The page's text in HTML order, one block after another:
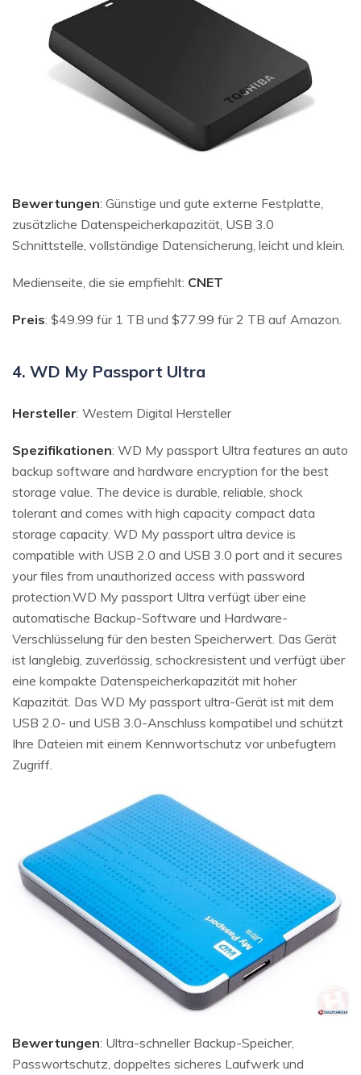
Bewertungen: Günstige und gute externe Festplatte,
zusätzliche Datenspeicherkapazität, USB 3.0
Schnittstelle, vollständige Datensicherung, leicht und klein.
Medienseite, die sie empfiehlt: CNET
Preis: $49.99 für 1 TB und $77.99 für 2 TB auf Amazon.
4. WD My Passport Ultra
Hersteller: Western Digital Hersteller
Spezifikationen: WD My passport Ultra features an auto
backup software and hardware encryption for the best
storage value. The device is durable, reliable, shock
tolerant and comes with high capacity compact data
storage capacity. WD My passport ultra device is
compatible with USB 2.0 and USB 3.0 port and it secures
your files from unauthorized access with password
protection.WD My passport Ultra verfügt über eine
automatische Backup-Software und Hardware-
Verschlüsselung für den besten Speicherwert. Das Gerät
ist langlebig, zuverlässig, schockresistent und verfügt über
eine kompakte Datenspeicherkapazität mit hoher
Kapazität. Das WD My passport ultra-Gerät ist mit dem
USB 2.0- und USB 3.0-Anschluss kompatibel und schützt
Ihre Dateien mit einem Kennwortschutz vor unbefugtem
Zugriff.
Bewertungen: Ultra-schneller Backup-Speicher,
Passwortschutz, doppeltes sicheres Laufwerk und